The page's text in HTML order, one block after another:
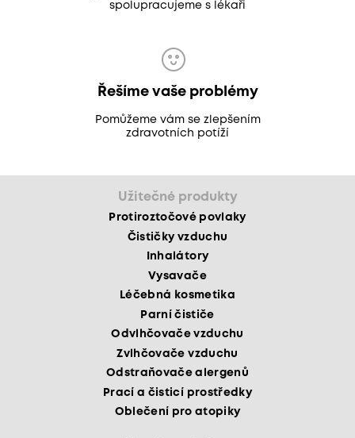
spolupracujeme s lékaři
Řešíme vaše problémy
Pomůžeme vám se zlepšením
zdravotních potíží
Užitečné produkty
Protiroztočové povlaky
Čističky vzduchu
Inhalátory
Vysavače
Léčebná kosmetika
Parní čističe
Odvlhčovače vzduchu
Zvlhčovače vzduchu
Odstraňovače alergenů
Prací a čisticí prostředky
Oblečení pro atopiky